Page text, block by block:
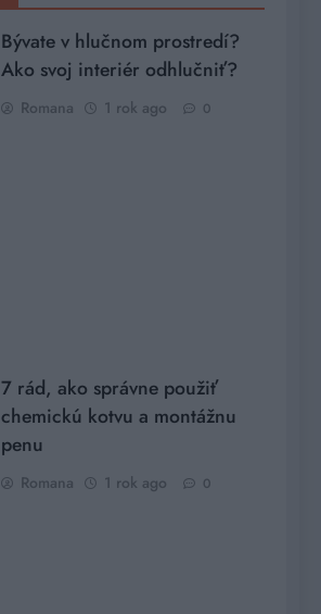
Bývate v hlučnom prostredí?
Ako svoj interiér odhlučniť?
Romana 1 rok ago 0
7 rád, ako správne použiť
chemickú kotvu a montážnu
penu
Romana 1 rok ago 0